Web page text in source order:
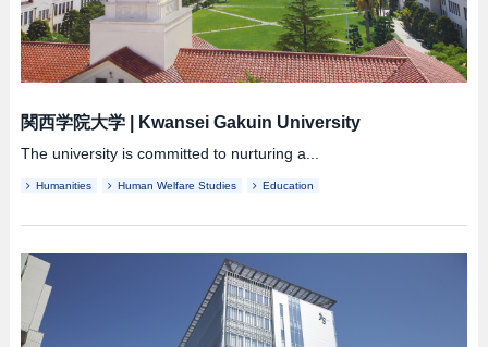
関西学院大学| Kwansei Gakuin University
The university is committed to nurturing a...
Humanities Human Welfare Studies Education